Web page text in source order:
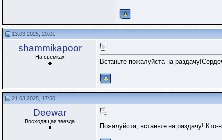
13.03.2025, 20:01
shammikapoor
На сьемках
Встаньте пожалуйста на
21.03.2025, 17:50
Deewar
Восходящая звезда
Пожалуйста, встаньте на раздачу! Кто-